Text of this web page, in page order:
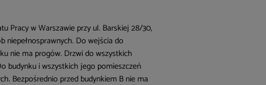
Pracy w Warszawie przy ul. Barskiej 28/30,
niepełnosprawnych. Do wejścia do
nie ma progów. Drzwi do wszystkich
budynku i wszystkich jego pomieszczeń
Bezpośrednio przed budynkiem B nie ma